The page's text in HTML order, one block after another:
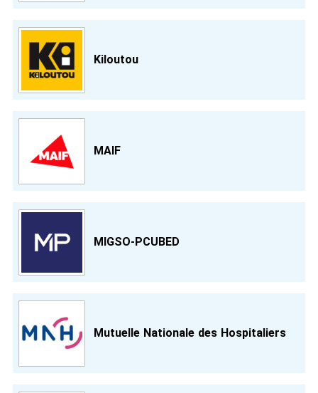
Kiloutou
MAIF
MIGSO-PCUBED
Mutuelle Nationale des Hospitaliers